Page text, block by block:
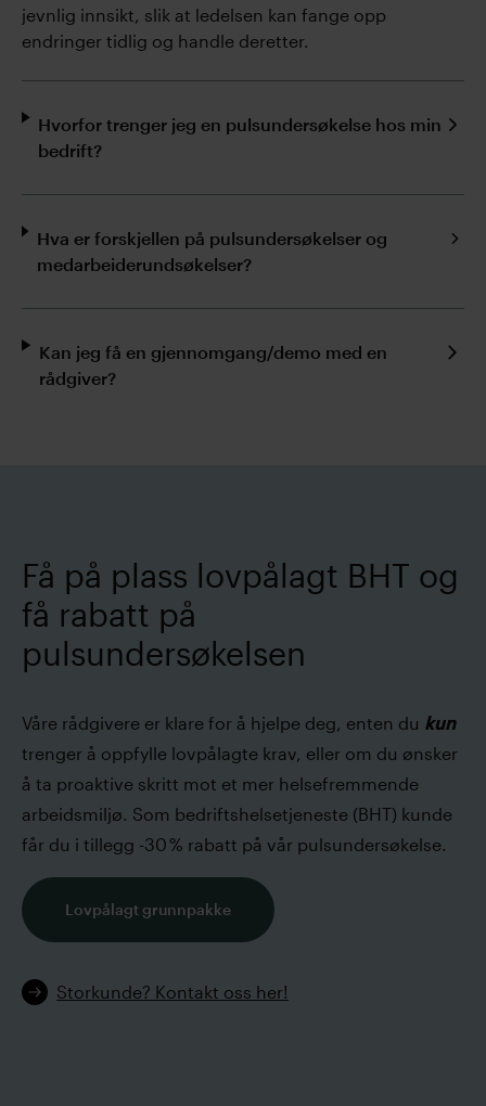
jevnlig innsikt, slik at ledelsen kan fange opp
endringer tidlig og handle deretter.
Hvorfor trenger jeg en pulsundersøkelse hos min
bedrift?
Hva er forskjellen på pulsundersøkelser og
medarbeiderundsøkelser?
Kan jeg få en gjennomgang/demo med en
rådgiver?
Få på plass lovpålagt BHT og
få rabatt på
pulsundersøkelsen
Våre rådgivere er klare for å hjelpe deg, enten du kun
trenger å oppfylle lovpålagte krav, eller om du ønsker
å ta proaktive skritt mot et mer helsefremmende
arbeidsmiljø. Som bedriftshelsetjeneste (BHT) kunde
får du i tillegg -30 % rabatt på vår pulsundersøkelse.
Lovpålagt grunnpakke
Storkunde? Kontakt oss her!